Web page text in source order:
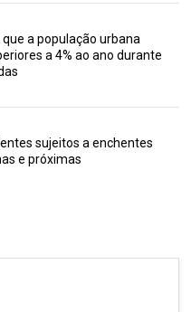
a população urbana
a 4% ao ano durante
sujeitos a enchentes
e próximas